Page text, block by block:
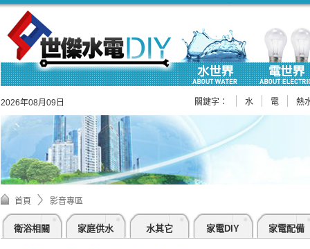
2026年08月09日 關鍵字： 水 電 熱
首頁 影音專區
衛浴相關 家庭供水 水其它 家電DIY 家電配備